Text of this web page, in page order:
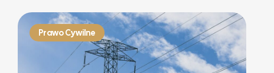
świadomości…
Prawo Cywilne